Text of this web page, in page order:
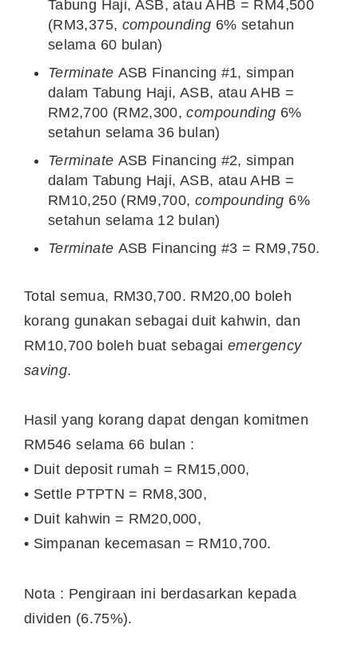
Tabung Haji, ASB, atau AHB = RM4,500
(RM3,375, compounding 6% setahun
selama 60 bulan)
Terminate ASB Financing #1, simpan
dalam Tabung Haji, ASB, atau AHB =
RM2,700 (RM2,300,compounding 6%
setahun selama 36 bulan)
Terminate ASB Financing #2, simpan
dalam Tabung Haji, ASB, atau AHB =
RM10,250 (RM9,700, compounding 6%
setahun selama 12 bulan)
Terminate ASB Financing #3 = RM9,750.
Total semua, RM30,700. RM20,00 boleh
korang gunakan sebagai duit kahwin, dan
RM10,700 boleh buat sebagaiemergency
saving.
Hasil yang korang dapat dengan komitmen
RM546 selama 66 bulan :
• Duit deposit rumah = RM15,000,
• Settle PTPTN = RM8,300,
• Duit kahwin = RM20,000,
• Simpanan kecemasan = RM10,700.
Nota : Pengiraan ini berdasarkan kepada
dividen (6.75%).